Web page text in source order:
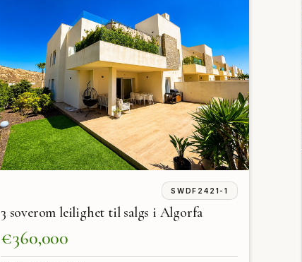
SWDF2421-1
3 soverom leilighet til salgs i Algorfa
€360,000